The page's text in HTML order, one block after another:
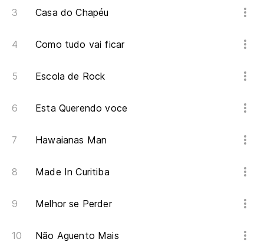
Casa do Chapéu
Como tudo vai ficar
Escola de Rock
Esta Querendo voce
Hawaianas Man
Made In Curitiba
Melhor se Perder
Não Aguento Mais